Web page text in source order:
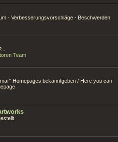
- Verbesserungsvorschläge - Beschwerden
Team
Homepages bekanntgeben / Here you can